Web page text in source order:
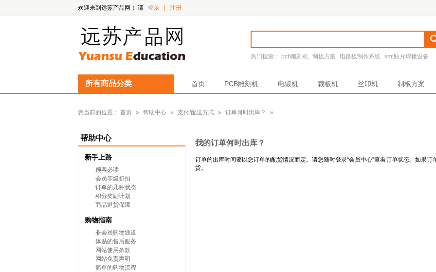
欢迎来到远苏产品网！ 请 登录 注册
热门搜索： pcb雕刻机 制板方案 电路板制作系统 smt贴片焊接设备
所有商品分类 首页 PCB雕刻机 电镀机 裁板机 丝印机 制板方案
您当前的位置： 首页 » 帮助中心 » 支付/配送方式 » 订单何时出库？ »
帮助中心
新手上路
顾客必读
会员等级折扣
订单的几种状态
积分奖励计划
商品退货保障
购物指南
非会员购物通道
体贴的售后服务
网站使用条款
网站免责声明
简单的购物流程
我的订单何时出库？
订单的出库时间要以您订单的配货情况而定。请您随时登录“会员中心”查看订单状态。如果
货。